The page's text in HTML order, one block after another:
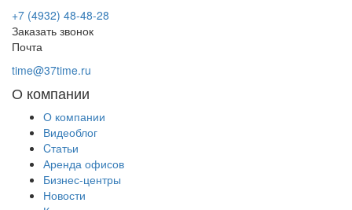
+7 (4932) 48-48-28
Заказать звонок
Почта
time@37time.ru
О компании
О компании
Видеоблог
Cтатьи
Аренда офисов
Бизнес-центры
Новости